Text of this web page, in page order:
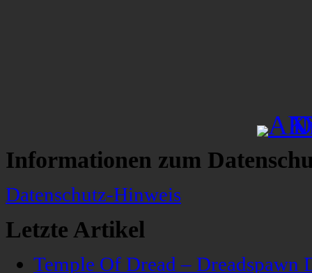
Informationen zum
Datenschutz-Hinweis
Letzte Artikel
Temple Of Dread – Dreadspawn